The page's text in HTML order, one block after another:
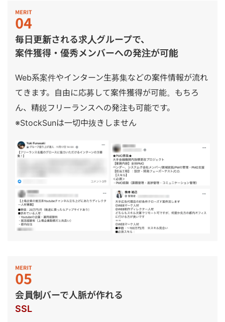
毎日更新される求人グループで、
案件獲得・優秀メンバーへの発注が可能
Web系案件やインターン生募集などの案件情報が流れ
てきます。自由に応募して案件獲得が可能。もちろ
ん、精鋭フリーランスへの発注も可能です。
※StockSunは一切中抜きしません
会員制バーで人脈が作れる
SSL